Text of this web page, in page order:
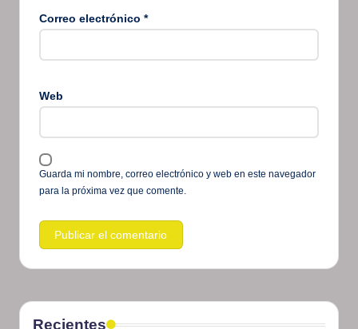
Correo electrónico *
Web
Guarda mi nombre, correo electrónico y web en este navegador
para la próxima vez que comente.
Recientes